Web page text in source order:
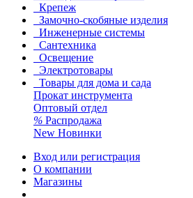
Крепеж
Замочно-скобяные изделия
Инженерные системы
Сантехника
Освещение
Электротовары
Товары для дома и сада
Прокат инструмента
Оптовый отдел
% Распродажа
New Новинки
Вход или регистрация
О компании
Магазины